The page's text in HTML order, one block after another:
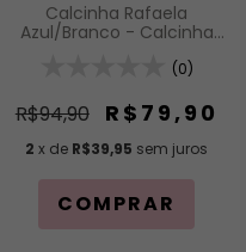
Calcinha Rafaela
Azul/Branco - Calcinha
Regulagem (Modelagem
(0)
R$94,90 R$79,90
2 x de R$39,95 sem juros
COMPRAR